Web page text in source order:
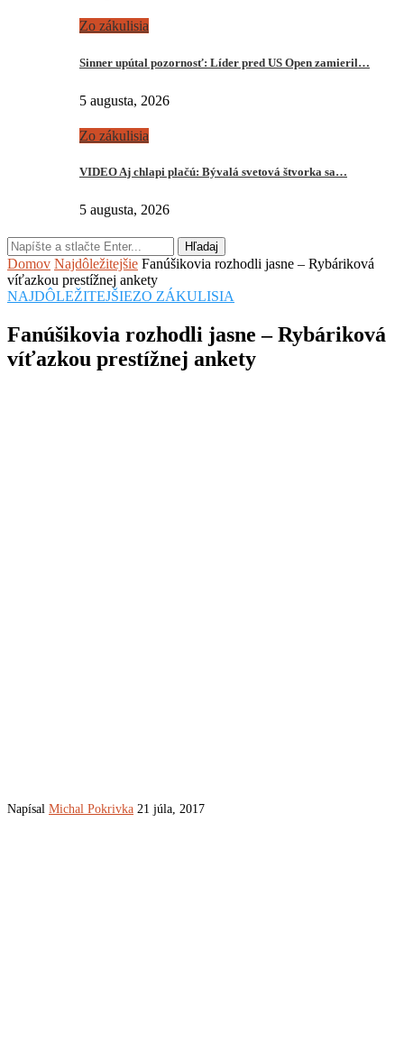
Zo zákulisia
Sinner upútal pozornosť: Líder pred US Open zamieril…
5 augusta, 2026
Zo zákulisia
VIDEO Aj chlapi plačú: Bývalá svetová štvorka sa…
5 augusta, 2026
Hľadaj
Domov Najdôležitejšie Fanúšikovia rozhodli jasne – Rybáriková
víťazkou prestížnej ankety
NAJDÔLEŽITEJŠIEZO ZÁKULISIA
Fanúšikovia rozhodli jasne – Rybáriková
víťazkou prestížnej ankety
Napísal Michal Pokrivka 21 júla, 2017